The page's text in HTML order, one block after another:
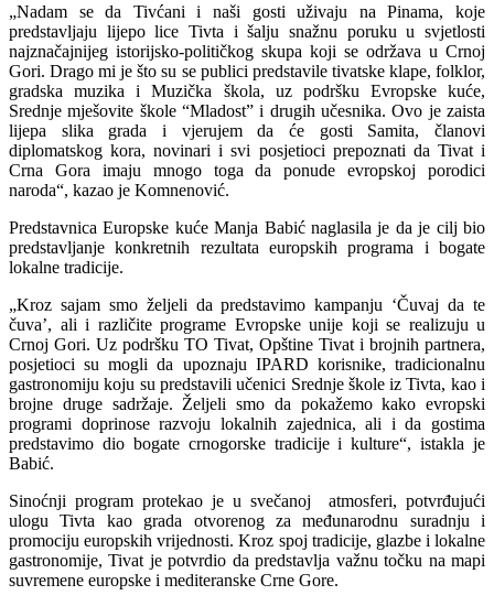
„Nadam se da Tivćani i naši gosti uživaju na Pinama, koje
predstavljaju lijepo lice Tivta i šalju snažnu poruku u svjetlosti
najznačajnijeg istorijsko-političkog skupa koji se održava u Crnoj
Gori. Drago mi je što su se publici predstavile tivatske klape, folklor,
gradska muzika i Muzička škola, uz podršku Evropske kuće,
Srednje mješovite škole “Mladost” i drugih učesnika. Ovo je zaista
lijepa slika grada i vjerujem da će gosti Samita, članovi
diplomatskog kora, novinari i svi posjetioci prepoznati da Tivat i
Crna Gora imaju mnogo toga da ponude evropskoj porodici
naroda“, kazao je Komnenović.
Predstavnica Europske kuće Manja Babić naglasila je da je cilj bio
predstavljanje konkretnih rezultata europskih programa i bogate
lokalne tradicije.
„Kroz sajam smo željeli da predstavimo kampanju ‘Čuvaj da te
čuva’, ali i različite programe Evropske unije koji se realizuju u
Crnoj Gori. Uz podršku TO Tivat, Opštine Tivat i brojnih partnera,
posjetioci su mogli da upoznaju IPARD korisnike, tradicionalnu
gastronomiju koju su predstavili učenici Srednje škole iz Tivta, kao i
brojne druge sadržaje. Željeli smo da pokažemo kako evropski
programi doprinose razvoju lokalnih zajednica, ali i da gostima
predstavimo dio bogate crnogorske tradicije i kulture“, istakla je
Babić.
Sinoćnji program protekao je u svečanoj atmosferi, potvrđujući
ulogu Tivta kao grada otvorenog za međunarodnu suradnju i
promociju europskih vrijednosti. Kroz spoj tradicije, glazbe i lokalne
gastronomije, Tivat je potvrdio da predstavlja važnu točku na mapi
suvremene europske i mediteranske Crne Gore.